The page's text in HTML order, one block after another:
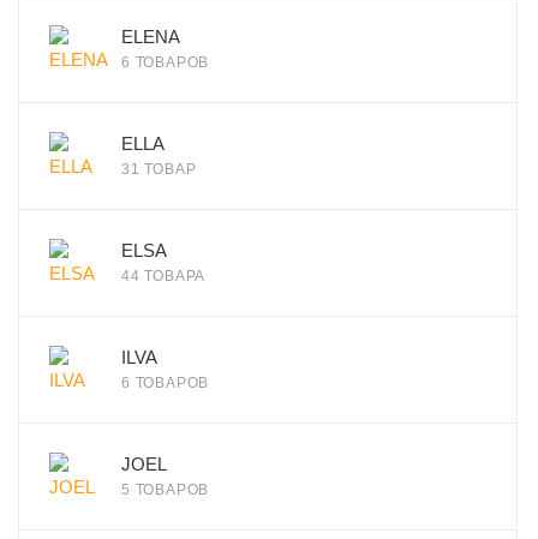
ELENA
6 ТОВАРОВ
ELLA
31 ТОВАР
ELSA
44 ТОВАРА
ILVA
6 ТОВАРОВ
JOEL
5 ТОВАРОВ